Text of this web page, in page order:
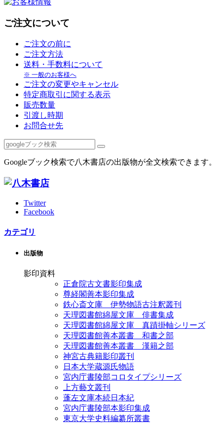
ご注文について
ご注文の前に
ご注文方法
送料・手数料について
※ 一般のお客様へ
ご注文の変更やキャンセル
特定商取引に関する表示
販売数量
引渡し時期
お問合せ先
Googleブック検索で八木書店の出版物が全文検索できます。
Twitter
Facebook
カテゴリ
出版物
影印資料
正倉院古文書影印集成
尊経閣善本影印集成
鉄心斎文庫 伊勢物語古注釈叢刊
天理図書館綿屋文庫 俳書集成
天理図書館綿屋文庫 真蹟掛軸シリーズ
天理図書館善本叢書 和書之部
天理図書館善本叢書 漢籍之部
神宮古典籍影印叢刊
日本大学蔵源氏物語
宮内庁書陵部コロタイプシリーズ
上方藝文叢刊
蓬左文庫本続日本紀
宮内庁書陵部本影印集成
東京大学史料編纂所叢書